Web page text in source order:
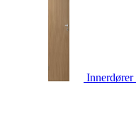
Innerdører